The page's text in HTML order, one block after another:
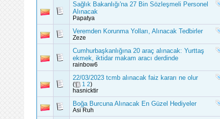
Sağlık Bakanlığı'na 27 Bin Sözleşmeli Personel
Alınacak
Papatya
Veremden Korunma Yolları, Alınacak Tedbirler
Zeze
Cumhurbaşkanlığına 20 araç alınacak: Yurttaş
ekmek, iktidar makam aracı derdinde
rainbow6
22/03/2023 tcmb alınacak faiz kararı ne olur
( 1 2)
hasnicktir
Boğa Burcuna Alınacak En Güzel Hediyeler
Asi Ruh